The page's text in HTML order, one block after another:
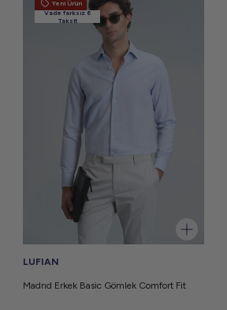
Yeni Ürün
Vade farksız 6
Taksit
LUFIAN
Madrıd Erkek Basic Gömlek Comfort Fit